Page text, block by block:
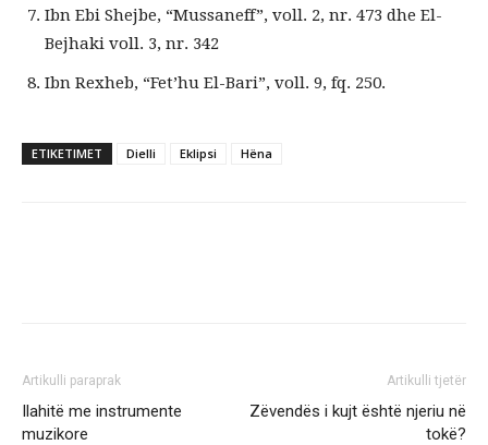
Ibn Ebi Shejbe, “Mussaneff”, voll. 2, nr. 473 dhe El-
Bejhaki voll. 3, nr. 342
Ibn Rexheb, “Fet’hu El-Bari”, voll. 9, fq. 250.
ETIKETIMET Dielli Eklipsi Hëna
Artikulli paraprak
Ilahitë me instrumente
muzikore
Artikulli tjetër
Zëvendës i kujt është njeriu në
tokë?